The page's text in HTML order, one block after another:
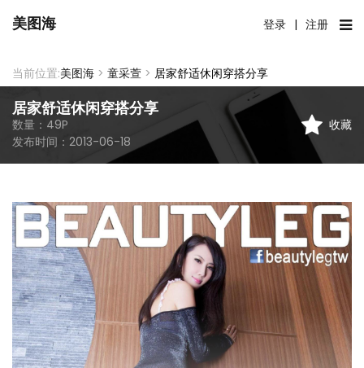
美图海 登录 | 注册
当前位置:美图海 > 童采萱 > 居家舒适休闲穿搭分享
居家舒适休闲穿搭分享
数量： 49P
发布时间： 2013-06-18
收藏